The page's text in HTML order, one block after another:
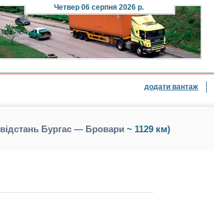
Четвер 06 серпня 2026 р.
додати вантаж
Бургас — Бровари~ 1129 км)